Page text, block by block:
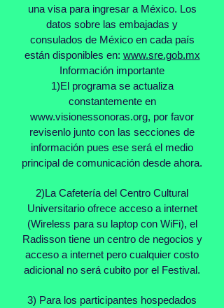
una visa para ingresar a México. Los
datos sobre las embajadas y
consulados de México en cada país
están disponibles en: www.sre.gob.mx
Información importante
1)El programa se actualiza
constantemente en
www.visionessonoras.org, por favor
revisenlo junto con las secciones de
información pues ese será el medio
principal de comunicación desde ahora.
2)La Cafetería del Centro Cultural
Universitario ofrece acceso a internet
(Wireless para su laptop con WiFi), el
Radisson tiene un centro de negocios y
acceso a internet pero cualquier costo
adicional no será cubito por el Festival.
3) Para los participantes hospedados